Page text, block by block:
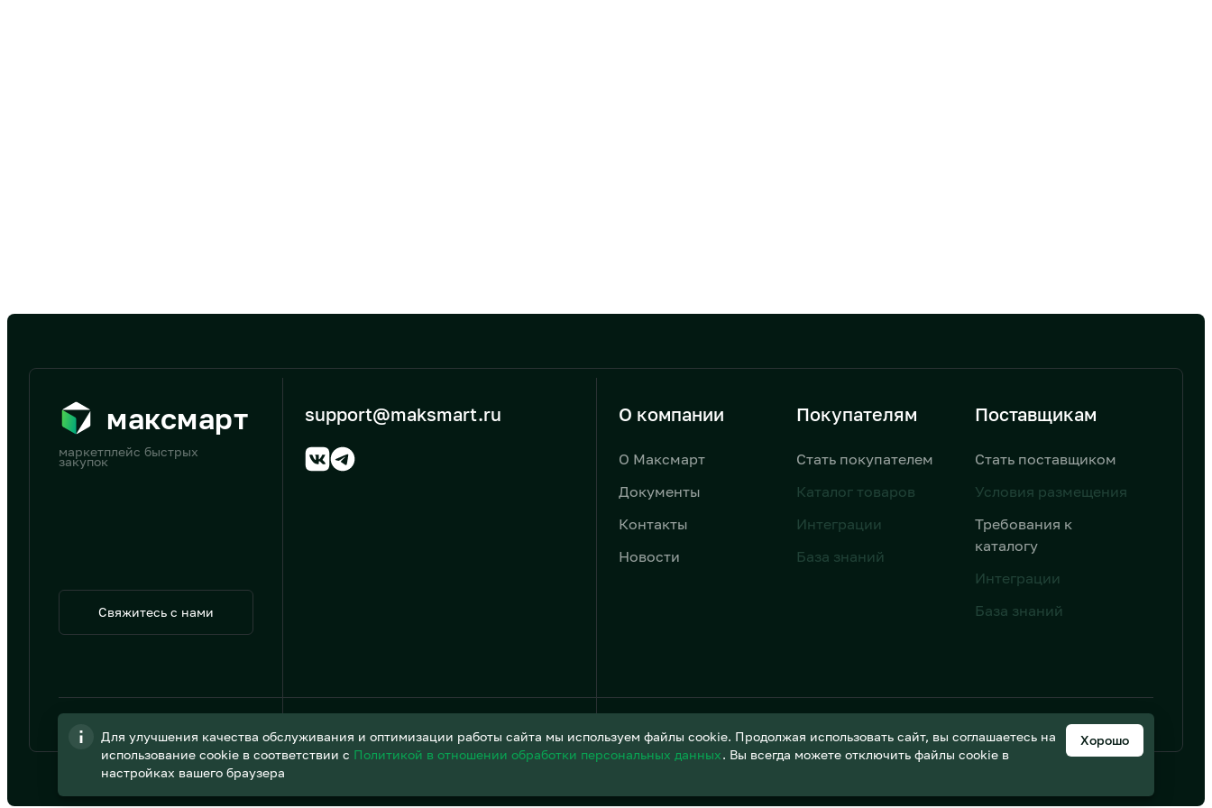
максмарт
маркетплейс быстрых
закупок
Свяжитесь с нами
support@maksmart.ru О компании
О Максмарт
Документы
Контакты
Новости
Покупателям
Стать покупателем
Каталог товаров
Интеграции
База знаний
Поставщикам
Стать поставщиком
Условия размещения
Требования к
каталогу
Интеграции
База знаний
Дизайн от AIC
Для улучшения качества обслуживания и оптимизации работы сайта мы используем файлы cookie. Продолжая использовать сайт, вы соглашаетесь на
использование cookie в соответствии с Политикой в отношении обработки персональных данных. Вы всегда можете отключить файлы cookie в
настройках вашего браузера
Хорошо